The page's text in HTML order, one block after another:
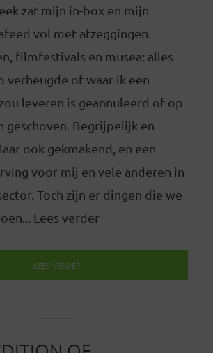
zat mijn in-box en mijn
vol met afzeggingen.
filmfestivals en musea: alles
verheugde of waar ik een
leveren is geannuleerd of op
geschoven. Begrijpelijk en
ook gekmakend, en een
voor mij en vele anderen in
Toch zijn er dingen die we
Lees verder
LEES VERDER